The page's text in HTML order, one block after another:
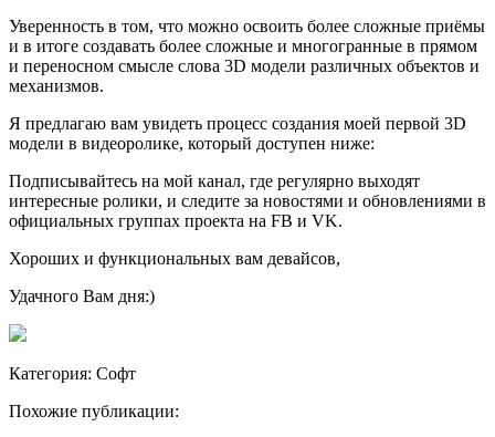
Уверенность в том, что можно освоить более сложные приёмы
и в итоге создавать более сложные и многогранные в прямом
и переносном смысле слова 3D модели различных объектов и
механизмов.
Я предлагаю вам увидеть процесс создания моей первой 3D
модели в видеоролике, который доступен ниже:
Подписывайтесь на мой канал, где регулярно выходят
интересные ролики, и следите за новостями и обновлениями в
официальных группах проекта на FB и VK.
Хороших и функциональных вам девайсов,
Удачного Вам дня:)
Категория: Софт
Похожие публикации: